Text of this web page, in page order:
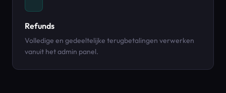
Refunds
Volledige en gedeeltelijke terugbetalingen verwerken
vanuit het admin panel.